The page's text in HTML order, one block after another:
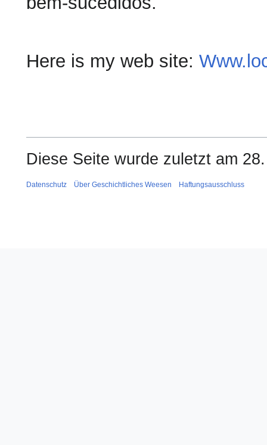
Here is my web site:
Diese Seite wurde zuletzt am
Datenschutz Über Geschichtliches Weesen Haftungsausschluss